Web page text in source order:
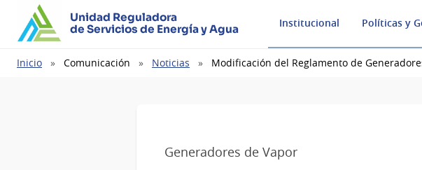
Unidad Reguladora
de Servicios de Energía y Agua
Institucional Políticas y
Ruta
Inicio Comunicación Noticias Modificación del Reglamento de
Generadores de Vapor